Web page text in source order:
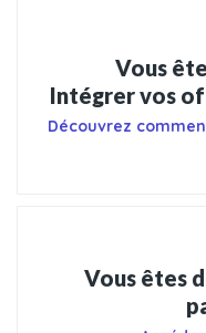
Vous
Intégrer vos
Découvrez
Vous êtes